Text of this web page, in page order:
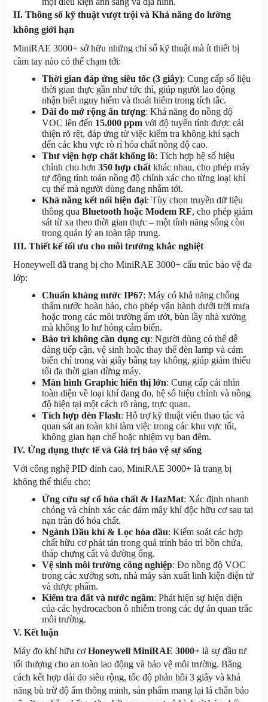
II. Thông số kỹ thuật vượt trội và Khả năng đo lường
không giới hạn
MiniRAE 3000+ sở hữu những chỉ số kỹ thuật mà ít thiết bị
cầm tay nào có thể chạm tới:
Thời gian đáp ứng siêu tốc (3 giây): Cung cấp số liệu
thời gian thực gần như tức thì, giúp người lao động
nhận biết nguy hiểm và thoát hiểm trong tích tắc.
Dải đo mở rộng ấn tượng: Khả năng đo nồng độ
VOC lên đến 15.000 ppm với độ tuyến tính được cải
thiện rõ rệt, đáp ứng từ việc kiểm tra không khí sạch
đến các khu vực rò rỉ hóa chất nồng độ cao.
Thư viện hợp chất khổng lồ: Tích hợp hệ số hiệu
chỉnh cho hơn 350 hợp chất khác nhau, cho phép máy
tự động tính toán nồng độ chính xác cho từng loại khí
cụ thể mà người dùng đang nhắm tới.
Khả năng kết nối hiện đại: Tùy chọn truyền dữ liệu
thông qua Bluetooth hoặc Modem RF, cho phép giám
sát từ xa theo thời gian thực – một tính năng sống còn
trong quản lý an toàn tập trung.
III. Thiết kế tối ưu cho môi trường khắc nghiệt
Honeywell đã trang bị cho MiniRAE 3000+ cấu trúc bảo vệ đa
lớp:
Chuẩn kháng nước IP67: Máy có khả năng chống
thấm nước hoàn hảo, cho phép vận hành dưới trời mưa
hoặc trong các môi trường ẩm ướt, bùn lầy nhà xưởng
mà không lo hư hỏng cảm biến.
Bảo trì không cần dụng cụ: Người dùng có thể dễ
dàng tiếp cận, vệ sinh hoặc thay thế đèn lamp và cảm
biến chỉ trong vài giây bằng tay không, giúp giảm thiểu
tối đa thời gian dừng máy.
Màn hình Graphic hiển thị lớn: Cung cấp cái nhìn
toàn diện về loại khí đang đo, hệ số hiệu chỉnh và nồng
độ hiện tại một cách rõ ràng, trực quan.
Tích hợp đèn Flash: Hỗ trợ kỹ thuật viên thao tác và
quan sát an toàn khi làm việc trong các khu vực tối,
không gian hạn chế hoặc nhiệm vụ ban đêm.
IV. Ứng dụng thực tế và Giá trị bảo vệ sự sống
Với công nghệ PID đỉnh cao, MiniRAE 3000+ là trang bị
không thể thiếu cho:
Ứng cứu sự cố hóa chất & HazMat: Xác định nhanh
chóng và chính xác các đám mây khí độc hữu cơ sau tai
nạn tràn đổ hóa chất.
Ngành Dầu khí & Lọc hóa dầu: Kiểm soát các hợp
chất hữu cơ phát tán trong quá trình bảo trì bồn chứa,
tháp chưng cất và đường ống.
Vệ sinh môi trường công nghiệp: Đo nồng độ VOC
trong các xưởng sơn, nhà máy sản xuất linh kiện điện tử
và dược phẩm.
Kiểm tra đất và nước ngầm: Phát hiện sự hiện diện
của các hydrocacbon ô nhiễm trong các dự án quan trắc
môi trường.
V. Kết luận
Máy đo khí hữu cơ Honeywell MiniRAE 3000+ là sự đầu tư
tối thượng cho an toàn lao động và bảo vệ môi trường. Bằng
cách kết hợp dải đo siêu rộng, tốc độ phản hồi 3 giây và khả
năng bù trừ độ ẩm thông minh, sản phẩm mang lại lá chắn bảo